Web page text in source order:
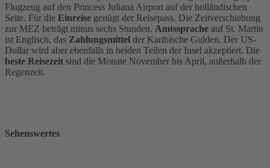
Flugzeug auf den Princess Juliana Airport auf der holländischen
Seite. Für die Einreise genügt der Reisepass. Die Zeitverschiebung
zur MEZ beträgt minus sechs Stunden. Amtssprache auf St. Martin
ist Englisch, das Zahlungsmittel der Karibische Gulden. Der US-
Dollar wird aber ebenfalls in beiden Teilen der Insel akzeptiert. Die
beste Reisezeit sind die Monate November bis April, außerhalb der
Regenzeit.
Sehenswertes